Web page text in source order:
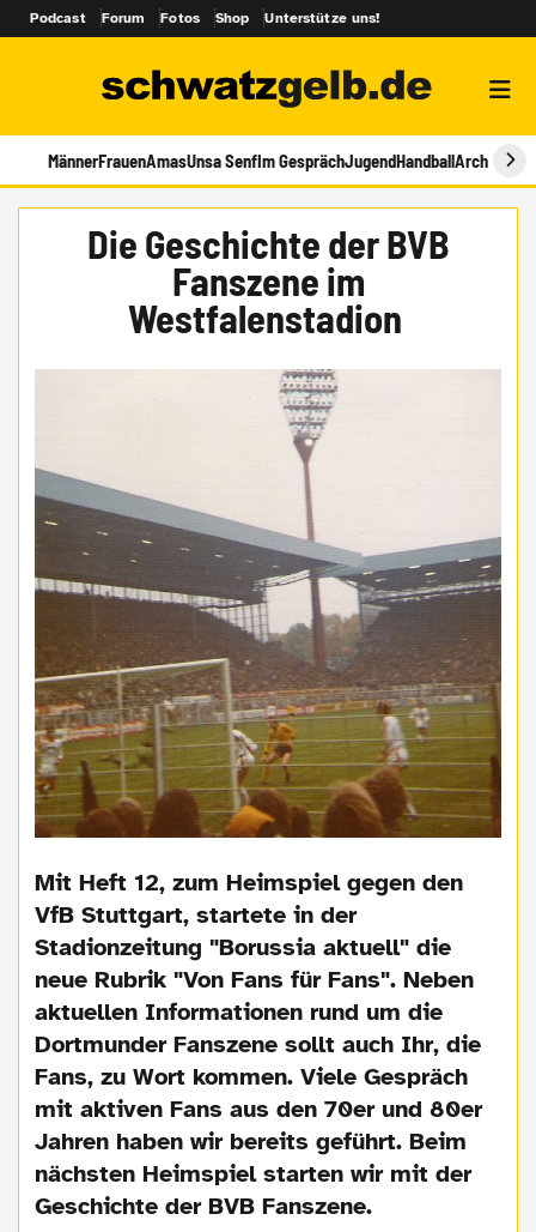
Podcast Forum Fotos Shop Unterstütze uns!
MännerFrauenAmasUnsa SenfIm GesprächJugendHandballArchiv
Die Geschichte der BVB
Fanszene im
Westfalenstadion
Mit Heft 12, zum Heimspiel gegen den
VfB Stuttgart, startete in der
Stadionzeitung "Borussia aktuell" die
neue Rubrik "Von Fans für Fans". Neben
aktuellen Informationen rund um die
Dortmunder Fanszene sollt auch Ihr, die
Fans, zu Wort kommen. Viele Gespräch
mit aktiven Fans aus den 70er und 80er
Jahren haben wir bereits geführt. Beim
nächsten Heimspiel starten wir mit der
Geschichte der BVB Fanszene.